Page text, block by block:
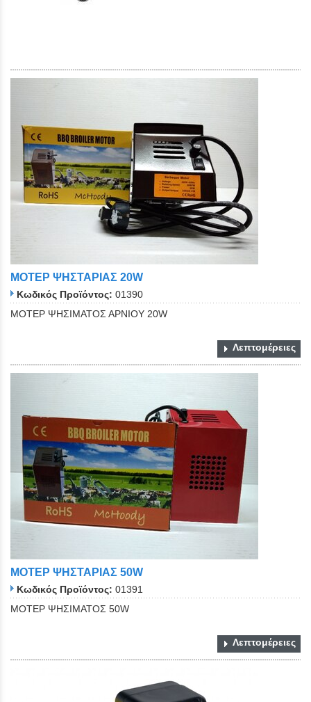
ΜΟΤΕΡ ΨΗΣΤΑΡΙΑΣ 20W
Κωδικός Προϊόντος: 01390
ΜΟΤΕΡ ΨΗΣΙΜΑΤΟΣ ΑΡΝΙΟΥ 20W
Λεπτομέρειες
ΜΟΤΕΡ ΨΗΣΤΑΡΙΑΣ 50W
Κωδικός Προϊόντος: 01391
ΜΟΤΕΡ ΨΗΣΙΜΑΤΟΣ 50W
Λεπτομέρειες